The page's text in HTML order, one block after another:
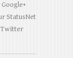
StatusNet